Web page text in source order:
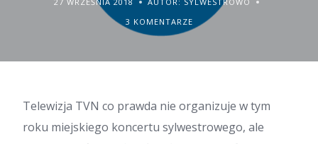
3 KOMENTARZE
Telewizja TVN co prawda nie organizuje w tym
roku miejskiego koncertu sylwestrowego, ale